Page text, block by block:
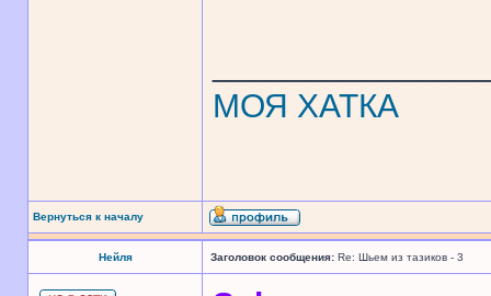
МОЯ ХАТКА
Вернуться к началу
Нейля Заголовок сообщения: Re: Шьем из тазиков - 3